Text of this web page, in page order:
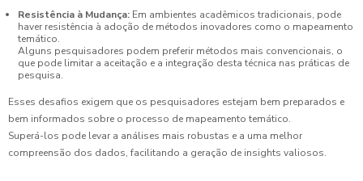
Resistência à Mudança: Em ambientes acadêmicos tradicionais, pode
haver resistência à adoção de métodos inovadores como o mapeamento
temático.
Alguns pesquisadores podem preferir métodos mais convencionais, o
que pode limitar a aceitação e a integração desta técnica nas práticas de
pesquisa.
Esses desafios exigem que os pesquisadores estejam bem preparados e
bem informados sobre o processo de mapeamento temático.
Superá-los pode levar a análises mais robustas e a uma melhor
compreensão dos dados, facilitando a geração de insights valiosos.